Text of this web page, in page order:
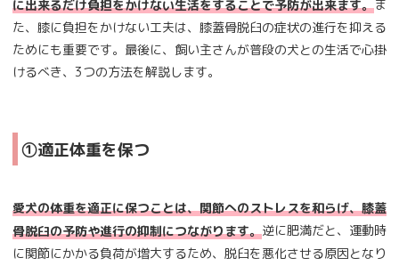
に出来るだけ負担をかけない生活をすることで予防が出来ます。ま
た、膝に負担をかけない工夫は、膝蓋骨脱臼の症状の進行を抑える
ためにも重要です。最後に、飼い主さんが普段の犬との生活で心掛
けるべき、3つの方法を解説します。
①適正体重を保つ
愛犬の体重を適正に保つことは、関節へのストレスを和らげ、膝蓋
骨脱臼の予防や進行の抑制につながります。逆に肥満だと、運動時
に関節にかかる負荷が増大するため、脱臼を悪化させる原因となり